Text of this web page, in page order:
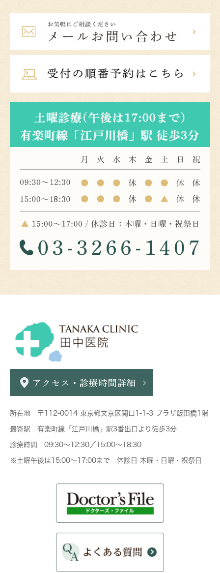
所在地 〒112-0014 東京都文京区関口1-1-3 プラザ飯田橋1階
最寄駅 有楽町線「江戸川橋」駅3番出口より徒歩3分
診療時間 09:30～12:30／15:00～18:30
※土曜午後は15:00～17:00まで 休診日 木曜・日曜・祝祭日